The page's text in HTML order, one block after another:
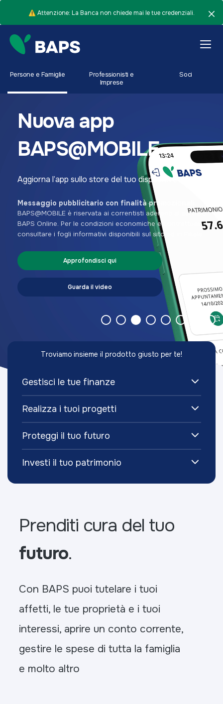
⚠️ Attenzione: La Banca non chiede mai le tue credenziali.
Persone e Famiglie
Professionisti e
Imprese
Soci
Nuova app
BAPS@MOBILE
Aggiorna l’app sullo store del tuo dispositivo
Messaggio pubblicitario con finalità promozionali.
BAPS@MOBILE è riservata ai correntisti aderenti al servizio
BAPS Online. Per le condizioni economiche e contrattuali
consultare i fogli informativi disponibili sul sito ed in Filiale
Approfondisci qui
Guarda il video
Troviamo insieme il prodotto giusto per te!
Gestisci le tue finanze
Realizza i tuoi progetti
Proteggi il tuo futuro
Investi il tuo patrimonio
Prenditi cura del tuo
futuro.
Con BAPS puoi tutelare i tuoi
affetti, le tue proprietà e i tuoi
interessi, aprire un conto corrente,
gestire le spese di tutta la famiglia
e molto altro